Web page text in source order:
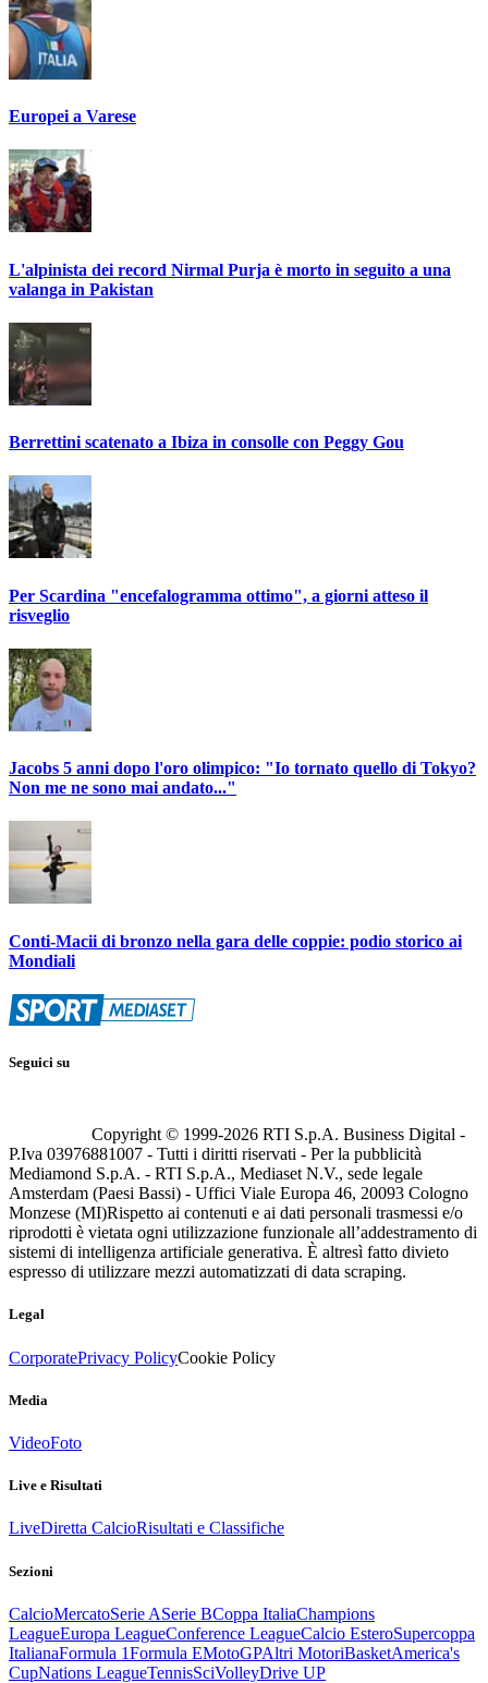
Europei a Varese
L'alpinista dei record Nirmal Purja è morto in seguito a una
valanga in Pakistan
Berrettini scatenato a Ibiza in consolle con Peggy Gou
Per Scardina "encefalogramma ottimo", a giorni atteso il
risveglio
Jacobs 5 anni dopo l'oro olimpico: "Io tornato quello di Tokyo?
Non me ne sono mai andato..."
Conti-Macii di bronzo nella gara delle coppie: podio storico ai
Mondiali
Seguici su
Copyright © 1999-2026 RTI S.p.A. Business Digital -
P.Iva 03976881007 - Tutti i diritti riservati - Per la pubblicità
Mediamond S.p.A. - RTI S.p.A., Mediaset N.V., sede legale
Amsterdam (Paesi Bassi) - Uffici Viale Europa 46, 20093 Cologno
Monzese (MI)Rispetto ai contenuti e ai dati personali trasmessi e/o
riprodotti è vietata ogni utilizzazione funzionale all’addestramento di
sistemi di intelligenza artificiale generativa. È altresì fatto divieto
espresso di utilizzare mezzi automatizzati di data scraping.
Legal
CorporatePrivacy PolicyCookie Policy
Media
VideoFoto
Live e Risultati
LiveDiretta CalcioRisultati e Classifiche
Sezioni
CalcioMercatoSerie ASerie BCoppa ItaliaChampions
LeagueEuropa LeagueConference LeagueCalcio EsteroSupercoppa
ItalianaFormula 1Formula EMotoGPAltri MotoriBasketAmerica's
CupNations LeagueTennisSciVolleyDrive UP